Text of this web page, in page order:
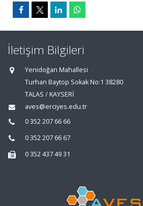
İletişim Bilgileri
Yenidoğan Mahallesi
Turhan Baytop Sokak No:1 38280
TALAS / KAYSERİ
aves@erciyes.edu.tr
0 352 207 66 66
0 352 207 66 67
0 352 437 49 31